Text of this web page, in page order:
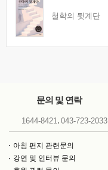
철학의 뒷계단
문의 및 연락
1644-8421, 043-723-2033
아침 편지 관련문의
강연 및 인터뷰 문의